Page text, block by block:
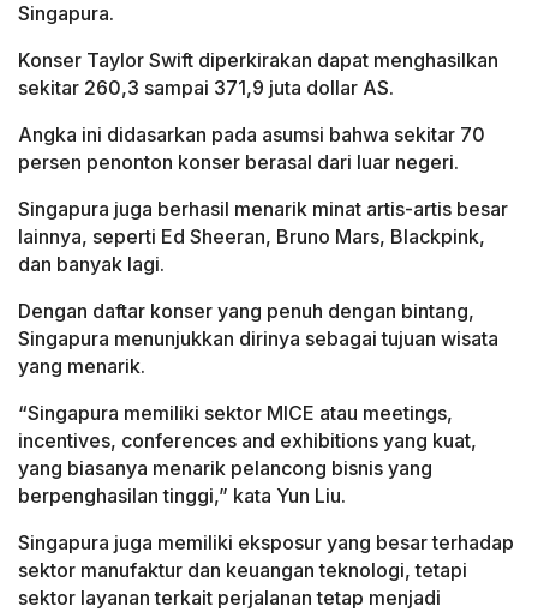
Singapura.
Konser Taylor Swift diperkirakan dapat menghasilkan
sekitar 260,3 sampai 371,9 juta dollar AS.
Angka ini didasarkan pada asumsi bahwa sekitar 70
persen penonton konser berasal dari luar negeri.
Singapura juga berhasil menarik minat artis-artis besar
lainnya, seperti Ed Sheeran, Bruno Mars, Blackpink,
dan banyak lagi.
Dengan daftar konser yang penuh dengan bintang,
Singapura menunjukkan dirinya sebagai tujuan wisata
yang menarik.
“Singapura memiliki sektor MICE atau meetings,
incentives, conferences and exhibitions yang kuat,
yang biasanya menarik pelancong bisnis yang
berpenghasilan tinggi,” kata Yun Liu.
Singapura juga memiliki eksposur yang besar terhadap
sektor manufaktur dan keuangan teknologi, tetapi
sektor layanan terkait perjalanan tetap menjadi